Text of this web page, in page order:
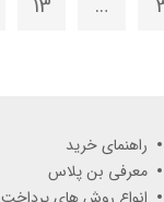
…
13
راهنمای خرید
معرفی بن پلاس